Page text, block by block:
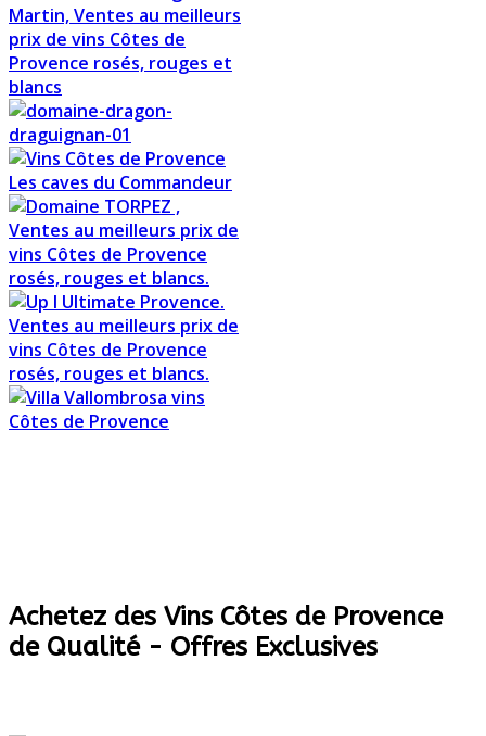
Achetez des Vins Côtes de Provence
de Qualité - Offres Exclusives